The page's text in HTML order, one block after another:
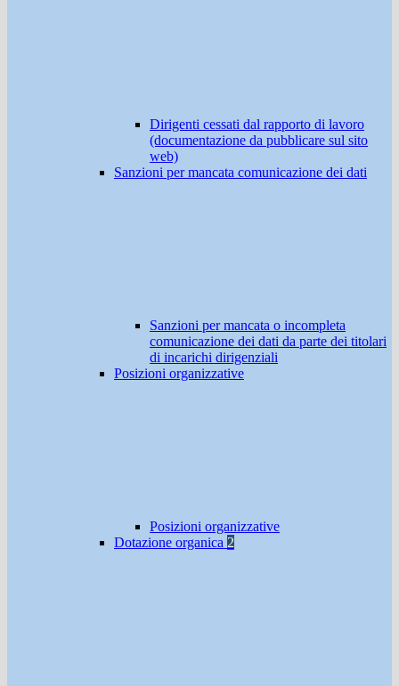
Dirigenti cessati dal rapporto di lavoro
(documentazione da pubblicare sul sito
web)
Sanzioni per mancata comunicazione dei dati
Sanzioni per mancata o incompleta
comunicazione dei dati da parte dei titolari
di incarichi dirigenziali
Posizioni organizzative
Posizioni organizzative
Dotazione organica 2